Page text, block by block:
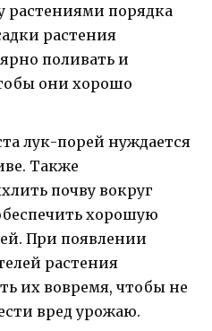
растениями порядка
растения
поливать и
они хорошо
лук-порей нуждается
Также
почву вокруг
хорошую
При появлении
растения
их вовремя, чтобы не
вред урожаю.